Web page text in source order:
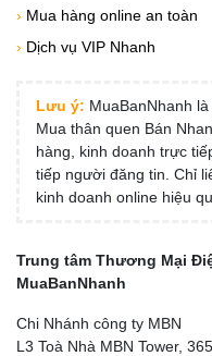
› Mua hàng online an toàn
› Dịch vụ VIP Nhanh
Lưu ý: MuaBanNhanh
Mua thân quen Bán
hàng, kinh doanh trực
tiếp người đăng tin. Chỉ
kinh doanh online hiệu
Trung tâm Thương Mại
MuaBanNhanh
Chi Nhánh công ty MBN
L3 Toà Nhà MBN Tower,